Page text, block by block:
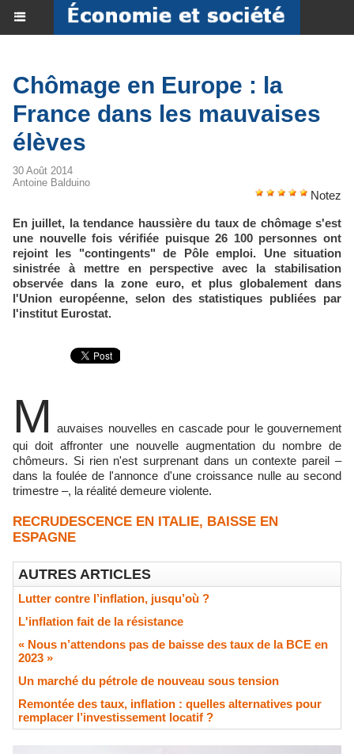
Chômage en Europe : la
France dans les mauvaises
élèves
30 Août 2014
Antoine Balduino
Notez
En juillet, la tendance haussière du taux de chômage s'est
une nouvelle fois vérifiée puisque 26 100 personnes ont
rejoint les "contingents" de Pôle emploi. Une situation
sinistrée à mettre en perspective avec la stabilisation
observée dans la zone euro, et plus globalement dans
l'Union européenne, selon des statistiques publiées par
l'institut Eurostat.
M
auvaises nouvelles en cascade pour le gouvernement
qui doit affronter une nouvelle augmentation du nombre de
chômeurs. Si rien n'est surprenant dans un contexte pareil –
dans la foulée de l'annonce d'une croissance nulle au second
trimestre –, la réalité demeure violente.
RECRUDESCENCE EN ITALIE, BAISSE EN
ESPAGNE
AUTRES ARTICLES
Lutter contre l’inflation, jusqu’où ?
L'inflation fait de la résistance
« Nous n’attendons pas de baisse des taux de la BCE en
2023 »
​Un marché du pétrole de nouveau sous tension
Remontée des taux, inflation : quelles alternatives pour
remplacer l’investissement locatif ?